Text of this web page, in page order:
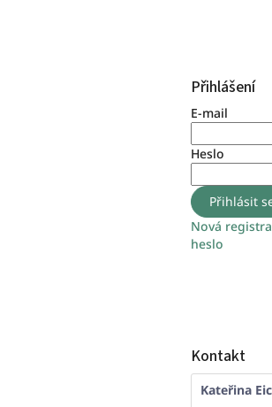
Přihlášení
E-mail
Heslo
Přihlásit
Nová
heslo
Kontakt
Kateřina